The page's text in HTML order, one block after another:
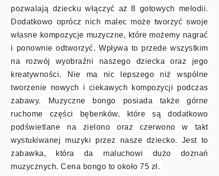
pozwalają dziecku włączyć aż 8 gotowych melodii.
Dodatkowo oprócz nich malec może tworzyć swoje
własne kompozycje muzyczne, które możemy nagrać
i ponownie odtworzyć. Wpływa to przede wszystkim
na rozwój wyobraźni naszego dziecka oraz jego
kreatywności. Nie ma nic lepszego niż wspólne
tworzenie nowych i ciekawych kompozycji podczas
zabawy. Muzyczne bongo posiada także górne
ruchome części bębenków, które są dodatkowo
podświetlane na zielono oraz czerwono w takt
wystukiwanej muzyki przez nasze dziecko. Jest to
zabawka, która da maluchowi dużo doznań
muzycznych. Cena bongo to około 75 zł.